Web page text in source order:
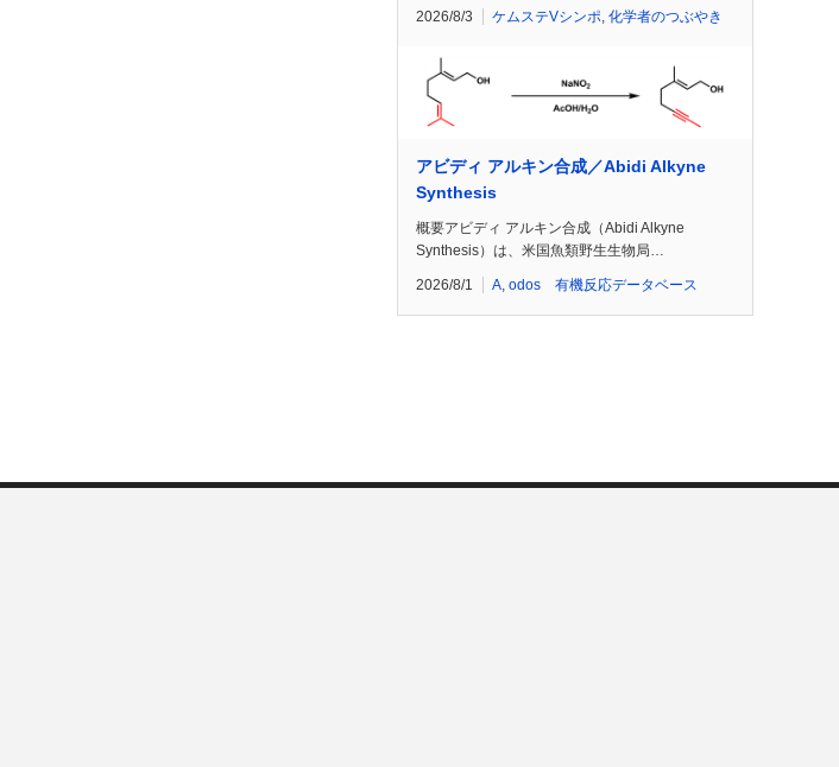
2026/8/3 ケムステVシンポ, 化学者のつぶやき
アビディ アルキン合成／Abidi Alkyne
Synthesis
概要アビディ アルキン合成（Abidi Alkyne
Synthesis）は、米国魚類野生生物局…
2026/8/1 A, odos 有機反応データベース